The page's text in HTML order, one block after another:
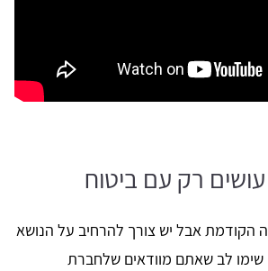
רק עם ביטוח
הקודמת אבל יש צורך להרחיב על הנושא
שימו לב שאתם מוודאים שלחברת